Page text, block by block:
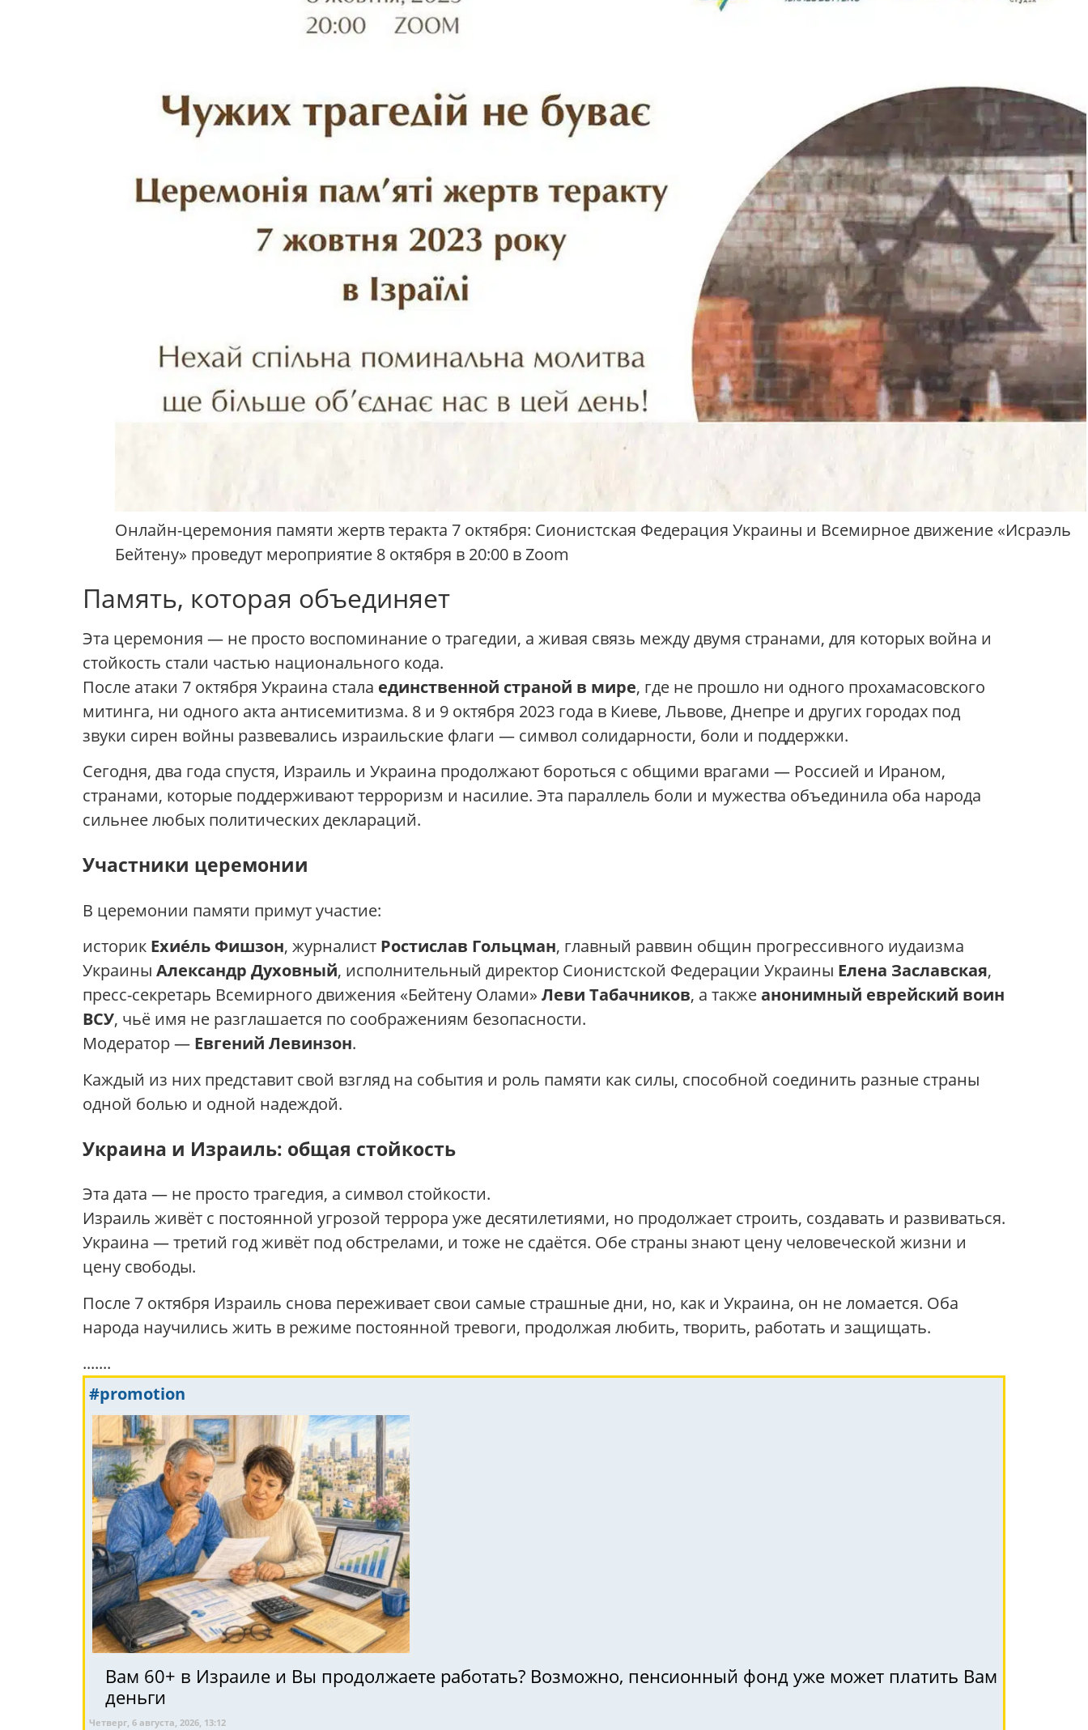
Онлайн-церемония памяти жертв теракта 7 октября: Сионистская Федерация Украины и Всемирное движение «Исраэль
Бейтену» проведут мероприятие 8 октября в 20:00 в Zoom
Память, которая объединяет
Эта церемония — не просто воспоминание о трагедии, а живая связь между двумя странами, для которых война и
стойкость стали частью национального кода.
После атаки 7 октября Украина стала единственной страной в мире, где не прошло ни одного прохамасовского
митинга, ни одного акта антисемитизма. 8 и 9 октября 2023 года в Киеве, Львове, Днепре и других городах под
звуки сирен войны развевались израильские флаги — символ солидарности, боли и поддержки.
Сегодня, два года спустя, Израиль и Украина продолжают бороться с общими врагами — Россией и Ираном,
странами, которые поддерживают терроризм и насилие. Эта параллель боли и мужества объединила оба народа
сильнее любых политических деклараций.
Участники церемонии
В церемонии памяти примут участие:
историк Ехие́ль Фишзон, журналист Ростислав Гольцман, главный раввин общин прогрессивного иудаизма
Украины Александр Духовный, исполнительный директор Сионистской Федерации Украины Елена Заславская,
пресс-секретарь Всемирного движения «Бейтену Олами» Леви Табачников, а такжеанонимный еврейский воин
ВСУ, чьё имя не разглашается по соображениям безопасности.
Модератор — Евгений Левинзон.
Каждый из них представит свой взгляд на события и роль памяти как силы, способной соединить разные страны
одной болью и одной надеждой.
Украина и Израиль: общая стойкость
Эта дата — не просто трагедия, а символ стойкости.
Израиль живёт с постоянной угрозой террора уже десятилетиями, но продолжает строить, создавать и развиваться.
Украина — третий год живёт под обстрелами, и тоже не сдаётся. Обе страны знают цену человеческой жизни и
цену свободы.
После 7 октября Израиль снова переживает свои самые страшные дни, но, как и Украина, он не ломается. Оба
народа научились жить в режиме постоянной тревоги, продолжая любить, творить, работать и защищать.
.......
#promotion
Вам 60+ в Израиле и Вы продолжаете работать? Возможно, пенсионный фонд уже может платить Вам
деньги
Четверг, 6 августа, 2026, 13:12